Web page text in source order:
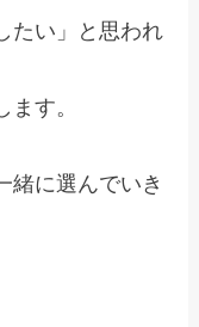
たい」と思われ
す。
緒に選んでいき